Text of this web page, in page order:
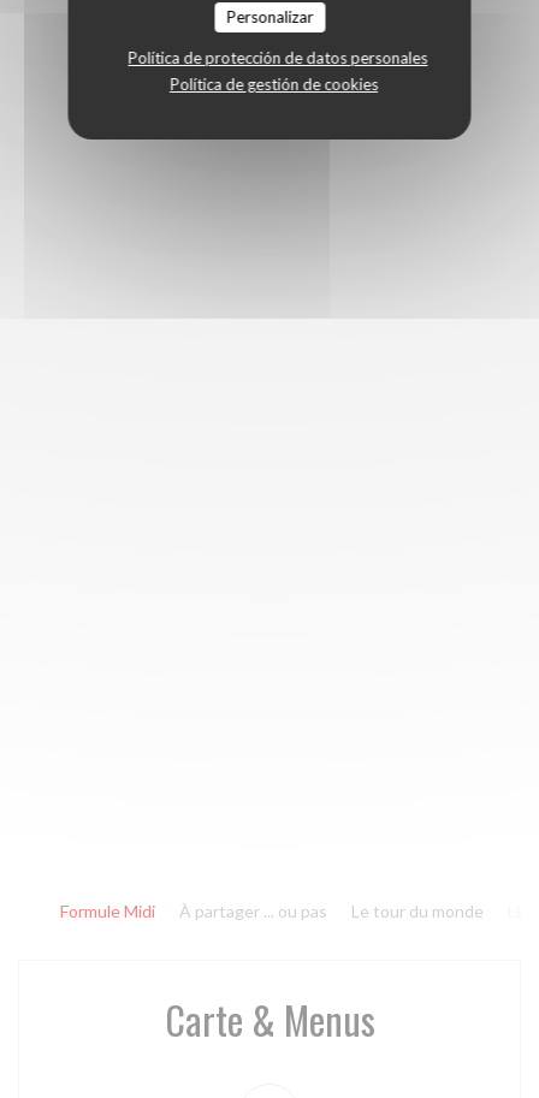
Personalizar
Política de protección de datos personales
Política de gestión de cookies
Formule Midi À partager ... ou pas Le tour du monde
Carte & Menus